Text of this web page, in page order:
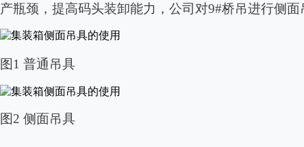
产瓶颈，提高码头装卸能力，公司对9#桥吊进行侧面
图1 普通吊具
图2 侧面吊具